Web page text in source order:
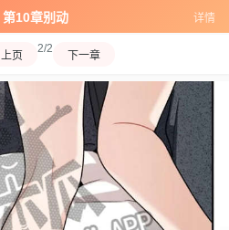
第10章别动 详情
上页
2/2
下一章